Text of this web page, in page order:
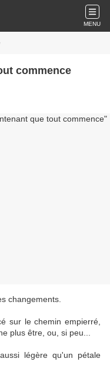
MENU
commence
changements.
sur le chemin empierré,
plus être, ou, si peu...
légère qu'un pétale